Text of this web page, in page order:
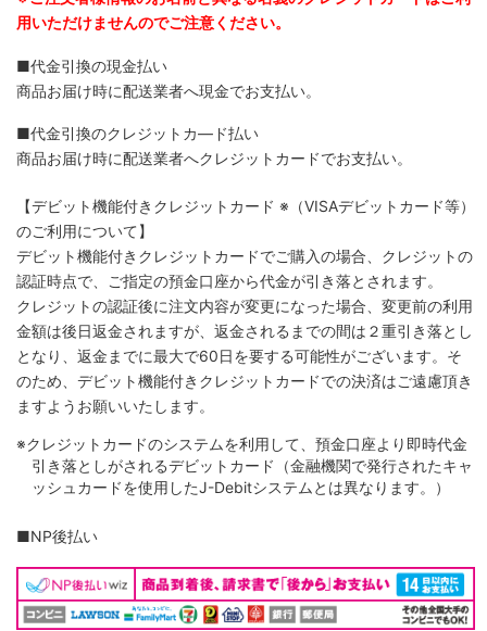
用いただけませんのでご注意ください。
■代金引換の現金払い
商品お届け時に配送業者へ現金でお支払い。
■代金引換のクレジットカ―ド払い
商品お届け時に配送業者へクレジットカードでお支払い。
【デビット機能付きクレジットカード ※（VISAデビットカード等）
のご利用について】
デビット機能付きクレジットカードでご購入の場合、クレジットの
認証時点で、ご指定の預金口座から代金が引き落とされます。
クレジットの認証後に注文内容が変更になった場合、変更前の利用
金額は後日返金されますが、返金されるまでの間は２重引き落とし
となり、返金までに最大で60日を要する可能性がございます。そ
のため、デビット機能付きクレジットカードでの決済はご遠慮頂き
ますようお願いいたします。
※クレジットカードのシステムを利用して、預金口座より即時代金
引き落としがされるデビットカード（金融機関で発行されたキャ
ッシュカードを使用したJ-Debitシステムとは異なります。）
■NP後払い